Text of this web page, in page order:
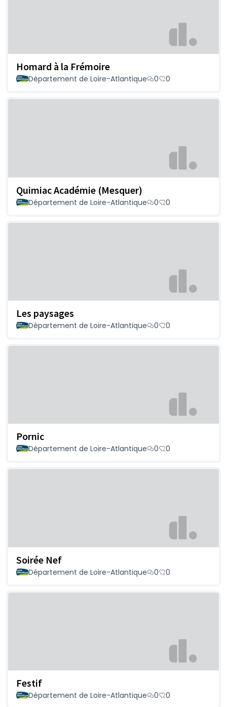
Homard à la Frémoire
Département de Loire-Atlantique 0 0
Quimiac Académie (Mesquer)
Département de Loire-Atlantique 0 0
Les paysages
Département de Loire-Atlantique 0 0
Pornic
Département de Loire-Atlantique 0 0
Soirée Nef
Département de Loire-Atlantique 0 0
Festif
Département de Loire-Atlantique 0 0